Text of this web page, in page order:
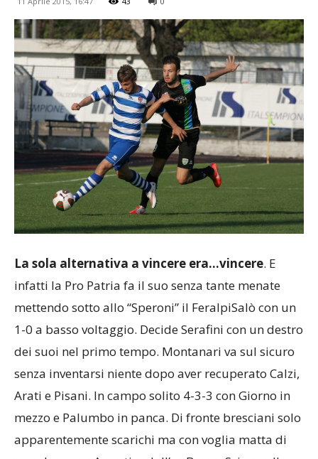
La sola alternativa a vincere era…vincere. E
infatti la Pro Patria fa il suo senza tante menate
mettendo sotto allo “Speroni” il FeralpiSalò con un
1-0 a basso voltaggio. Decide Serafini con un destro
dei suoi nel primo tempo. Montanari va sul sicuro
senza inventarsi niente dopo aver recuperato Calzi,
Arati e Pisani. In campo solito 4-3-3 con Giorno in
mezzo e Palumbo in panca. Di fronte bresciani solo
apparentemente scarichi ma con voglia matta di